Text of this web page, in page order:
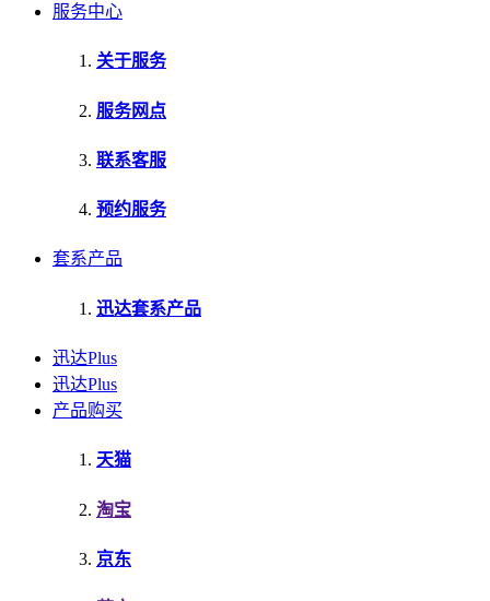
服务中心
关于服务
服务网点
联系客服
预约服务
套系产品
迅达套系产品
迅达Plus
迅达Plus
产品购买
天猫
淘宝
京东